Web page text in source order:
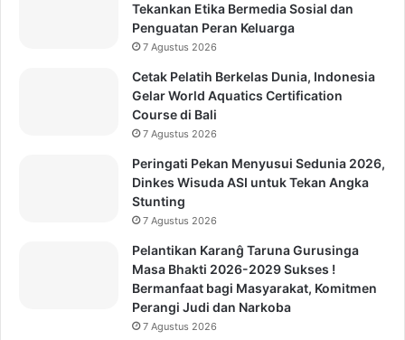
Tekankan Etika Bermedia Sosial dan
Penguatan Peran Keluarga
7 Agustus 2026
Cetak Pelatih Berkelas Dunia, Indonesia
Gelar World Aquatics Certification
Course di Bali
7 Agustus 2026
Peringati Pekan Menyusui Sedunia 2026,
Dinkes Wisuda ASI untuk Tekan Angka
Stunting
7 Agustus 2026
Pelantikan Karanĝ Taruna Gurusinga
Masa Bhakti 2026-2029 Sukses !
Bermanfaat bagi Masyarakat, Komitmen
Perangi Judi dan Narkoba
7 Agustus 2026